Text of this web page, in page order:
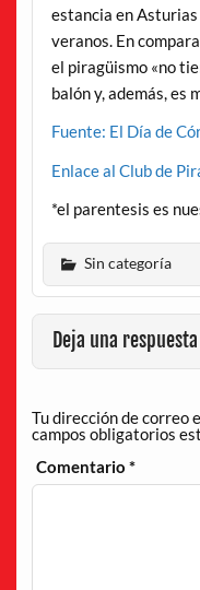
estancia en Asturias
veranos. En
el piragüismo «no
balón y, además, es
Fuente: El Día de
Enlace al Club de
*el parentesis es
Sin categoría
Deja una respuesta
Tu dirección de correo
campos obligatorios
Comentario*